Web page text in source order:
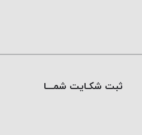
ثبت شکـایت شمـــا